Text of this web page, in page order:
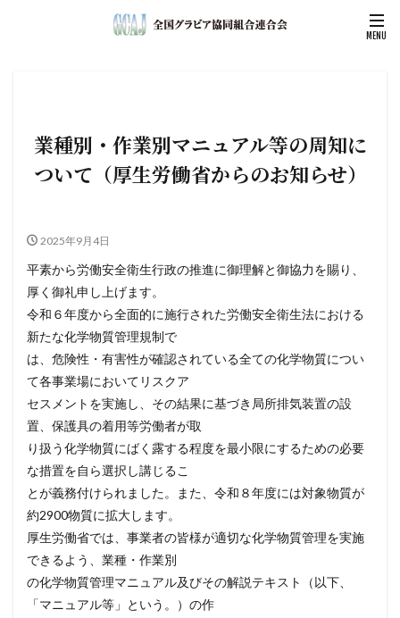
業種別・作業別マニュアル等の周知に
ついて（厚生労働省からのお知らせ）
2025年9月4日
平素から労働安全衛生行政の推進に御理解と御協力を賜り、
厚く御礼申し上げます。
令和６年度から全面的に施行された労働安全衛生法における
新たな化学物質管理規制で
は、危険性・有害性が確認されている全ての化学物質につい
て各事業場においてリスクア
セスメントを実施し、その結果に基づき局所排気装置の設
置、保護具の着用等労働者が取
り扱う化学物質にばく露する程度を最小限にするための必要
な措置を自ら選択し講じるこ
とが義務付けられました。また、令和８年度には対象物質が
約2900物質に拡大します。
厚生労働省では、事業者の皆様が適切な化学物質管理を実施
できるよう、業種・作業別
の化学物質管理マニュアル及びその解説テキスト（以下、
「マニュアル等」という。）の作